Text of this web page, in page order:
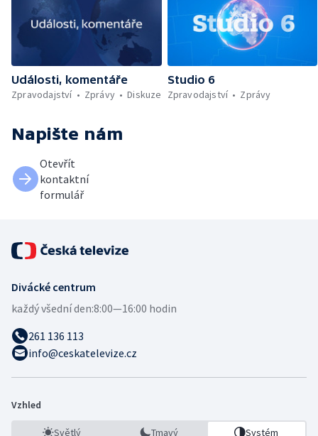
Události, komentáře
Zpravodajství
Zprávy Diskuze
Studio 6
Zpravodajství
Zprávy
Napište nám
Otevřít
kontaktní
formulář
Divácké centrum
každý všední den:8:00—16:00 hodin
261 136 113
info@ceskatelevize.cz
Vzhled
Světlý Tmavý Systém